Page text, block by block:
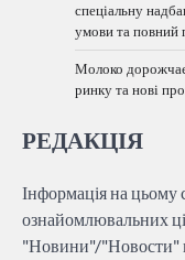
спеціальну
умови та повний
Молоко дорожчає
ринку та нові
РЕДАКЦІЯ
Інформація на цьому
ознайомлювальних
"Новини"/"Новости"